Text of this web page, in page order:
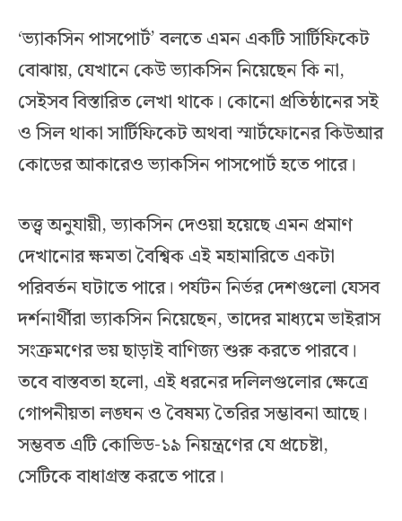
‘ভ্যাকসিন পাসপোর্ট’ বলতে এমন একটি সার্টিফিকেট
বোঝায়, যেখানে কেউ ভ্যাকসিন নিয়েছেন কি না,
সেইসব বিস্তারিত লেখা থাকে। কোনো প্রতিষ্ঠানের সই
ও সিল থাকা সার্টিফিকেট অথবা স্মার্টফোনের কিউআর
কোডের আকারেও ভ্যাকসিন পাসপোর্ট হতে পারে।
তত্ত্ব অনুযায়ী, ভ্যাকসিন দেওয়া হয়েছে এমন প্রমাণ
দেখানোর ক্ষমতা বৈশ্বিক এই মহামারিতে একটা
পরিবর্তন ঘটাতে পারে। পর্যটন নির্ভর দেশগুলো যেসব
দর্শনার্থীরা ভ্যাকসিন নিয়েছেন, তাদের মাধ্যমে ভাইরাস
সংক্রমণের ভয় ছাড়াই বাণিজ্য শুরু করতে পারবে।
তবে বাস্তবতা হলো, এই ধরনের দলিলগুলোর ক্ষেত্রে
গোপনীয়তা লঙ্ঘন ও বৈষম্য তৈরির সম্ভাবনা আছে।
সম্ভবত এটি কোভিড-১৯ নিয়ন্ত্রণের যে প্রচেষ্টা,
সেটিকে বাধাগ্রস্ত করতে পারে।